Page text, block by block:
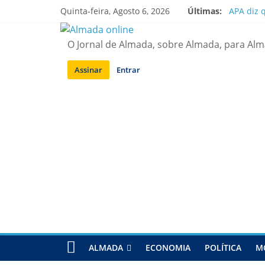
Quinta-feira, Agosto 6, 2026 Últimas:
APA diz
Ponte
O Jornal de Almada, sobre Almada, para
Assinar Entrar
ALMADA ECONOMIA POLÍTICA